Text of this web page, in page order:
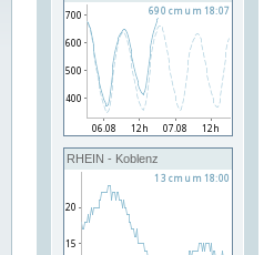
RHEIN - Koblenz